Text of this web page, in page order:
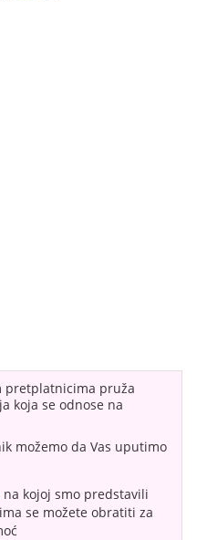
pretplatnicima pruža
koja se odnose na
možemo da Vas uputimo
na kojoj smo predstavili
se možete obratiti za